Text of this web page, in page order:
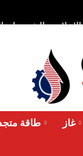
الشروط
ONA™
NEWS
/
أونا
الاخبارية
غاز طاقة